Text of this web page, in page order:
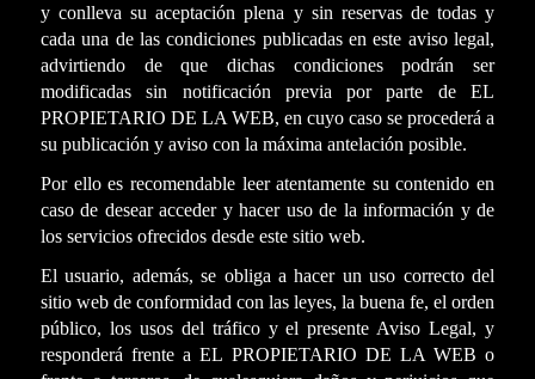
y conlleva su aceptación plena y sin reservas de todas y
cada una de las condiciones publicadas en este aviso legal,
advirtiendo de que dichas condiciones podrán ser
modificadas sin notificación previa por parte de EL
PROPIETARIO DE LA WEB, en cuyo caso se procederá a
su publicación y aviso con la máxima antelación posible.
Por ello es recomendable leer atentamente su contenido en
caso de desear acceder y hacer uso de la información y de
los servicios ofrecidos desde este sitio web.
El usuario, además, se obliga a hacer un uso correcto del
sitio web de conformidad con las leyes, la buena fe, el orden
público, los usos del tráfico y el presente Aviso Legal, y
responderá frente a EL PROPIETARIO DE LA WEB o